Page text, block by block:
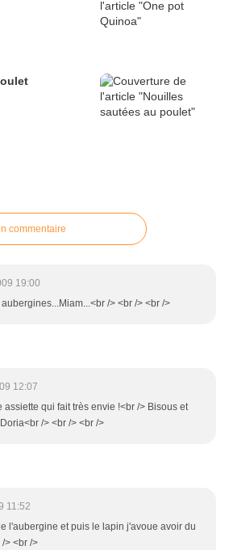
commentaire
19:00
/> <br /> <br />
12:07
assiette qui fait très envie !<br /> Bisous et
/> <br /> <br />
11:52
l'aubergine et puis le lapin j'avoue avoir du
> <br />